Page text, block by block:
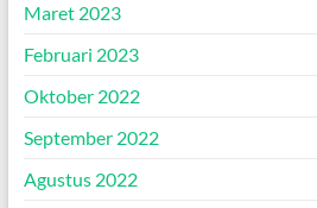
Maret 2023
Februari 2023
Oktober 2022
September 2022
Agustus 2022